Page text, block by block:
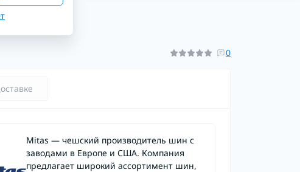
0
Mitas — чешский производитель шин с
заводами в Европе и США. Компания
предлагает широкий ассортимент шин,